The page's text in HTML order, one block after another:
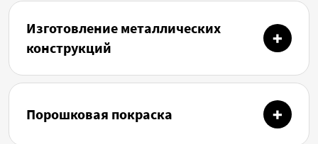
Изготовление металлических
конструкций
Порошковая покраска